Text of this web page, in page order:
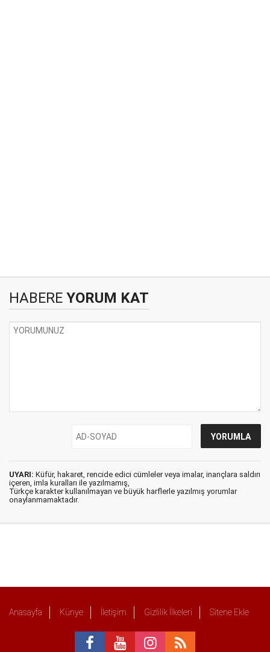
HABERE YORUM KAT
UYARI: Küfür, hakaret, rencide edici cümleler veya imalar, inançlara saldırı
içeren, imla kuralları ile yazılmamış,
Türkçe karakter kullanılmayan ve büyük harflerle yazılmış yorumlar
onaylanmamaktadır.
Anasayfa Künye İletişim Gizlilik İlkeleri Sitene Ekle